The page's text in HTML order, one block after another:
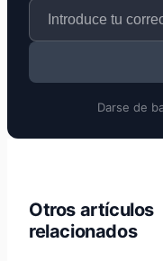
Darse de
Otros artículos
relacionados